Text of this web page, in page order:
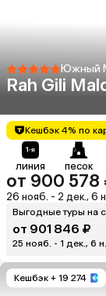
Южный
Rah Gili
Кешбэк 4% по
линия песок
от 900 578
26 нояб. - 2 дек., 6
Выгодные туры на
от 901 846 ₽
25 нояб. - 1 дек., 6 н.
Кешбэк + 19 274